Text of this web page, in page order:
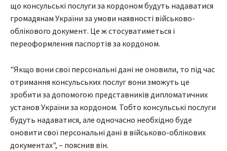
що консульські послуги за кордоном будуть надаватися
громадянам України за умови наявності військово-
облікового документ. Це ж стосуватиметься і
переоформлення паспортів за кордоном.
"Якщо вони свої персональні дані не оновили, то під час
отримання консульських послуг вони зможуть це
зробити за допомогою представників дипломатичних
установ України за кордоном. Тобто консульські послуги
будуть надаватися, але одночасно необхідно буде
оновити свої персональні дані в військово-облікових
документах", – пояснив він.